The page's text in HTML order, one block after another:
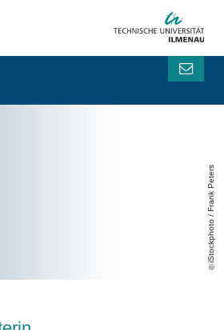
iStockphoto / Frank Peters